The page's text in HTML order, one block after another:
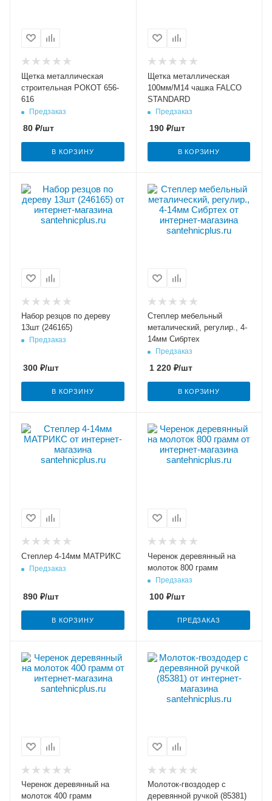
Щетка металлическая
строительная РОКОТ 656-
616
Предзаказ
80 ₽/шт
В КОРЗИНУ
Щетка металлическая
100мм/М14 чашка FALCO
STANDARD
Предзаказ
190₽/шт
В КОРЗИНУ
Набор резцов по дереву
13шт (246165)
Предзаказ
300 ₽/шт
В КОРЗИНУ
Степлер мебельный
металический, регулир., 4-
14мм Сибртех
Предзаказ
1 220₽/шт
В КОРЗИНУ
Степлер 4-14мм МАТРИКС
Предзаказ
890 ₽/шт
В КОРЗИНУ
Черенок деревянный на
молоток 800 грамм
Предзаказ
100₽/шт
ПРЕДЗАКАЗ
Черенок деревянный на
молоток 400 грамм
Молоток-гвоздодер с
деревянной ручкой (85381)